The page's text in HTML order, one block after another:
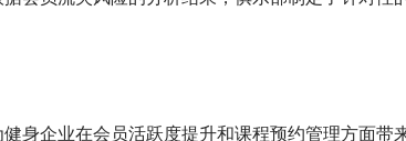
身企业在会员活跃度提升和课程预约管理方面带